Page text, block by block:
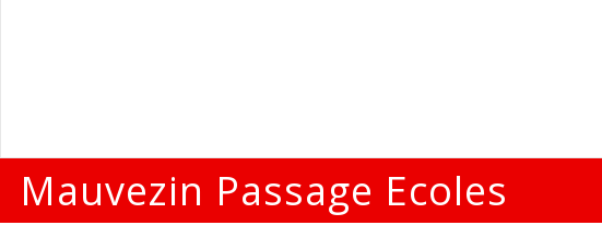
Mauvezin Passage Ecoles